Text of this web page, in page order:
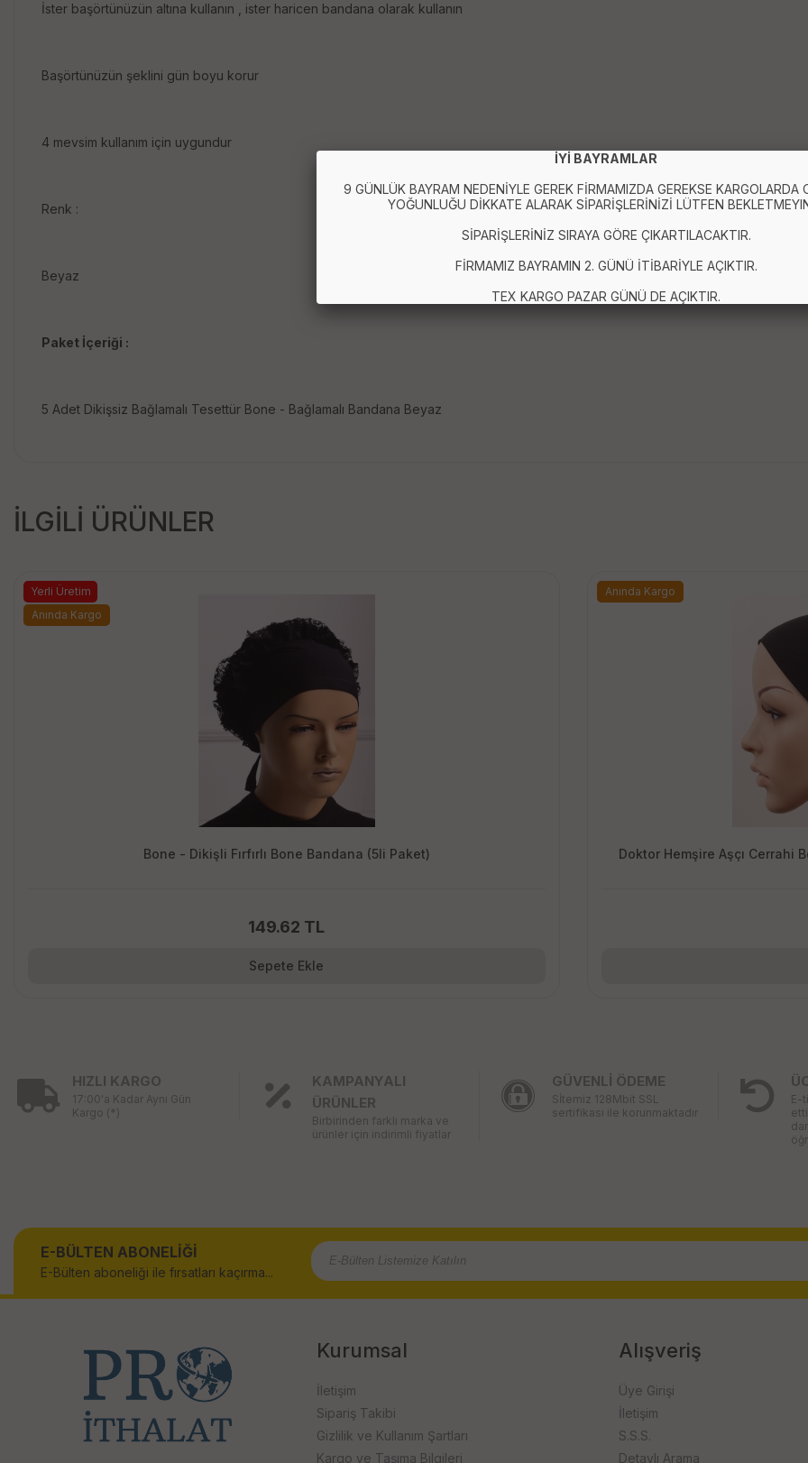
İster başörtünüzün altına kullanın , ister haricen bandana olarak kullanın
Başörtünüzün şeklini gün boyu korur
4 mevsim kullanım için uygundur
Renk :
Beyaz
Paket İçeriği :
5 Adet Dikişsiz Bağlamalı Tesettür Bone - Bağlamalı Bandana Beyaz
İLGİLİ ÜRÜNLER
Bone - Dikişli Fırfırlı Bone Bandana (5li Paket)
149.62 TL
Yerli Üretim
Anında Kargo
Sepete Ekle
Doktor Hemşire Aşçı Cerrahi
Anında Kargo
HIZLI KARGO
17:00'a Kadar Aynı Gün
Kargo (*)
KAMPANYALI
ÜRÜNLER
Birbirinden farklı marka ve
ürünler için indirimli fiyatlar
GÜVENLİ ÖDEME
Sİtemiz 128Mbit SSL
sertifikası ile korunmaktadır
E-
E-BÜLTEN ABONELİĞİ
E-Bülten aboneliği ile fırsatları kaçırma...
Kurumsal
İletişim
Sipariş Takibi
Gizlilik ve Kullanım Şartları
Kargo ve Taşıma Bilgileri
Alışveriş
Üye Girişi
İletişim
S.S.S.
Detaylı Arama
İYİ BAYRAMLAR
9 GÜNLÜK BAYRAM NEDENİYLE GEREK FİRMAMIZDA GEREKSE KARGOLARDA
YOĞUNLUĞU DİKKATE ALARAK SİPARİŞLERİNİZİ LÜTFEN
SİPARİŞLERİNİZ SIRAYA GÖRE ÇIKARTILACAKTIR.
FİRMAMIZ BAYRAMIN 2. GÜNÜ İTİBARİYLE AÇIKTIR.
TEX KARGO PAZAR GÜNÜ DE AÇIKTIR.